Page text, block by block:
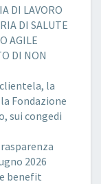
DI LAVORO
DI SALUTE
AGILE
DI NON
la
Fondazione
sui congedi
2026
benefit